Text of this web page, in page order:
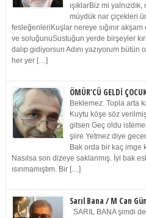
ışıklarBiz mi
müydük nar çiçekleri
fesleğenleriKuşlar nereye sığınır
ve soluğunuSustuğun yerde birşeyler
dalıp gidiyorsun Adını yazıyorum
her yer […]
ÖMÜR’CÜ GELDİ
Beklemez. Topla arta
Kuytu köşe söz
gitsen Geç oldu
şiire Yetmez diye
Bak orda bir kaç imge
Nasılsa son dizeye saklanmış. İyi bak
ısınmamıştım. Bir […]
Sarıl Bana / M Can
SARIL BANA şimdi